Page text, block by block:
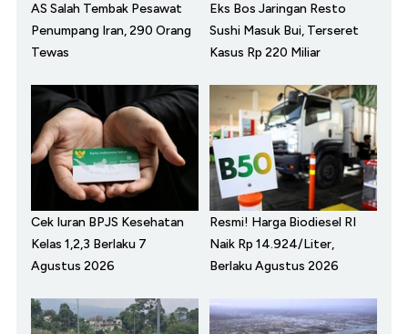
AS Salah Tembak Pesawat
Penumpang Iran, 290 Orang
Tewas
Eks Bos Jaringan Resto
Sushi Masuk Bui, Terseret
Kasus Rp 220 Miliar
Cek Iuran BPJS Kesehatan
Kelas 1,2,3 Berlaku 7
Agustus 2026
Resmi! Harga Biodiesel RI
Naik Rp 14.924/Liter,
Berlaku Agustus 2026